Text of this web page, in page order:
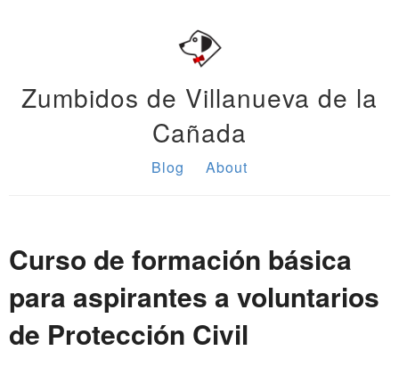
Zumbidos de Villanueva de la
Cañada
Blog About
Curso de formación básica
para aspirantes a voluntarios
de Protección Civil